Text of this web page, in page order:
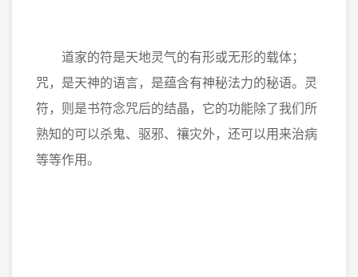
道家的符是天地灵气的有形或无形的载体；
咒，是天神的语言，是蕴含有神秘法力的秘语。灵
符，则是书符念咒后的结晶，它的功能除了我们所
熟知的可以杀鬼、驱邪、禳灾外，还可以用来治病
等等作用。